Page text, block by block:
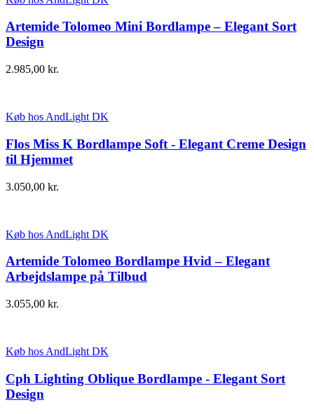
Artemide Tolomeo Mini Bordlampe – Elegant Sort
Design
2.985,00 kr.
Køb hos AndLight DK
Flos Miss K Bordlampe Soft - Elegant Creme Design
til Hjemmet
3.050,00 kr.
Køb hos AndLight DK
Artemide Tolomeo Bordlampe Hvid – Elegant
Arbejdslampe på Tilbud
3.055,00 kr.
Køb hos AndLight DK
Cph Lighting Oblique Bordlampe - Elegant Sort
Design